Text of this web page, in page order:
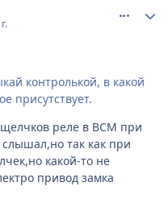
контролькой, в какой
присутствует.
реле в BCM при
так как при
какой-то не
привод замка